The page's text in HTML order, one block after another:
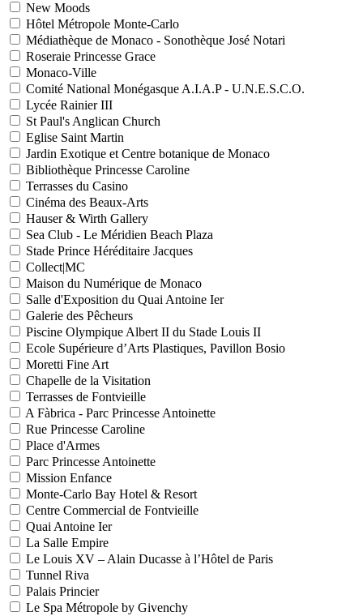
New Moods
Hôtel Métropole Monte-Carlo
Médiathèque de Monaco - Sonothèque José Notari
Roseraie Princesse Grace
Monaco-Ville
Comité National Monégasque A.I.A.P - U.N.E.S.C.O.
Lycée Rainier III
St Paul's Anglican Church
Eglise Saint Martin
Jardin Exotique et Centre botanique de Monaco
Bibliothèque Princesse Caroline
Terrasses du Casino
Cinéma des Beaux-Arts
Hauser & Wirth Gallery
Sea Club - Le Méridien Beach Plaza
Stade Prince Héréditaire Jacques
Collect|MC
Maison du Numérique de Monaco
Salle d'Exposition du Quai Antoine Ier
Galerie des Pêcheurs
Piscine Olympique Albert II du Stade Louis II
Ecole Supérieure d’Arts Plastiques, Pavillon Bosio
Moretti Fine Art
Chapelle de la Visitation
Terrasses de Fontvieille
A Fàbrica - Parc Princesse Antoinette
Rue Princesse Caroline
Place d'Armes
Parc Princesse Antoinette
Mission Enfance
Monte-Carlo Bay Hotel & Resort
Centre Commercial de Fontvieille
Quai Antoine Ier
La Salle Empire
Le Louis XV – Alain Ducasse à l’Hôtel de Paris
Tunnel Riva
Palais Princier
Le Spa Métropole by Givenchy